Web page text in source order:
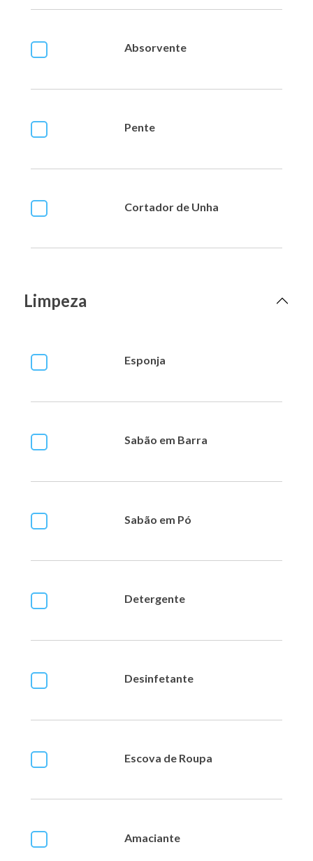
Absorvente
Pente
Cortador de Unha
Limpeza
Esponja
Sabão em Barra
Sabão em Pó
Detergente
Desinfetante
Escova de Roupa
Amaciante